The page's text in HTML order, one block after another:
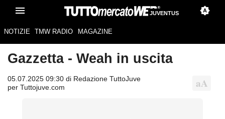
JUVENTUS
NOTIZIE TMW RADIO MAGAZINE
Gazzetta - Weah in uscita
05.07.2025 09:30 di Redazione TuttoJuve
per Tuttojuve.com